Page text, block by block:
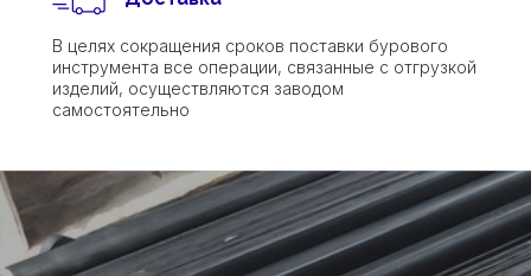
В целях сокращения сроков поставки бурового
инструмента все операции, связанные с отгрузкой
изделий, осуществляются заводом
самостоятельно